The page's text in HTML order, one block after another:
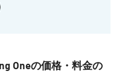
Oneの価格・料金の